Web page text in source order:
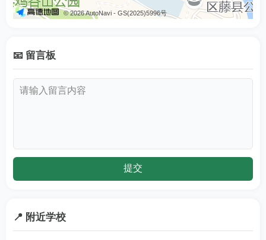
© 2026 AutoNavi - GS(2025)5996号
📧 留言板
📍 附近学校